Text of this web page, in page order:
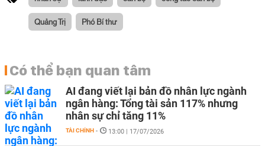
Quảng Trị Phó Bí thư
Có thể bạn quan tâm
AI đang viết lại bản đồ nhân lực ngành
ngân hàng: Tổng tài sản 117% nhưng
nhân sự chỉ tăng 11%
TÀI CHÍNH - 13:00 | 17/07/2026